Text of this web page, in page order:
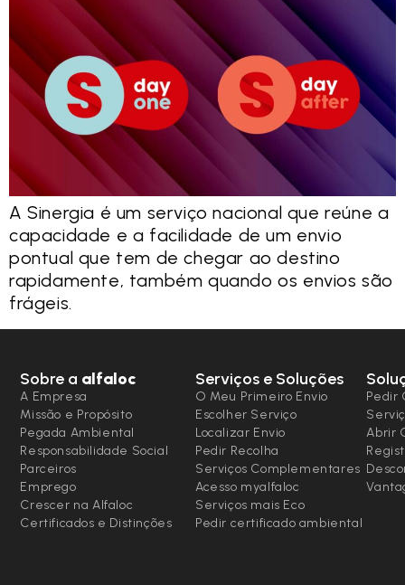
A Sinergia é um serviço nacional que reúne a
capacidade e a facilidade de um envio
pontual que tem de chegar ao destino
rapidamente, também quando os envios são
frágeis.
Sobre a alfaloc
A Empresa
Missão e Propósito
Pegada Ambiental
Responsabilidade Social
Parceiros
Emprego
Crescer na Alfaloc
Certificados e Distinções
Serviços e Soluções
O Meu Primeiro Envio
Escolher Serviço
Localizar Envio
Pedir Recolha
Serviços Complementares
Acesso myalfaloc
Serviços mais Eco
Pedir certificado ambiental
Pedir
Abrir